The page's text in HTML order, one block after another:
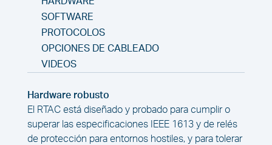
SOFTWARE
PROTOCOLOS
OPCIONES DE CABLEADO
VIDEOS
Hardware robusto
El RTAC está diseñado y probado para cumplir o
superar las especificaciones IEEE 1613 y de relés
de protección para entornos hostiles, y para tolerar